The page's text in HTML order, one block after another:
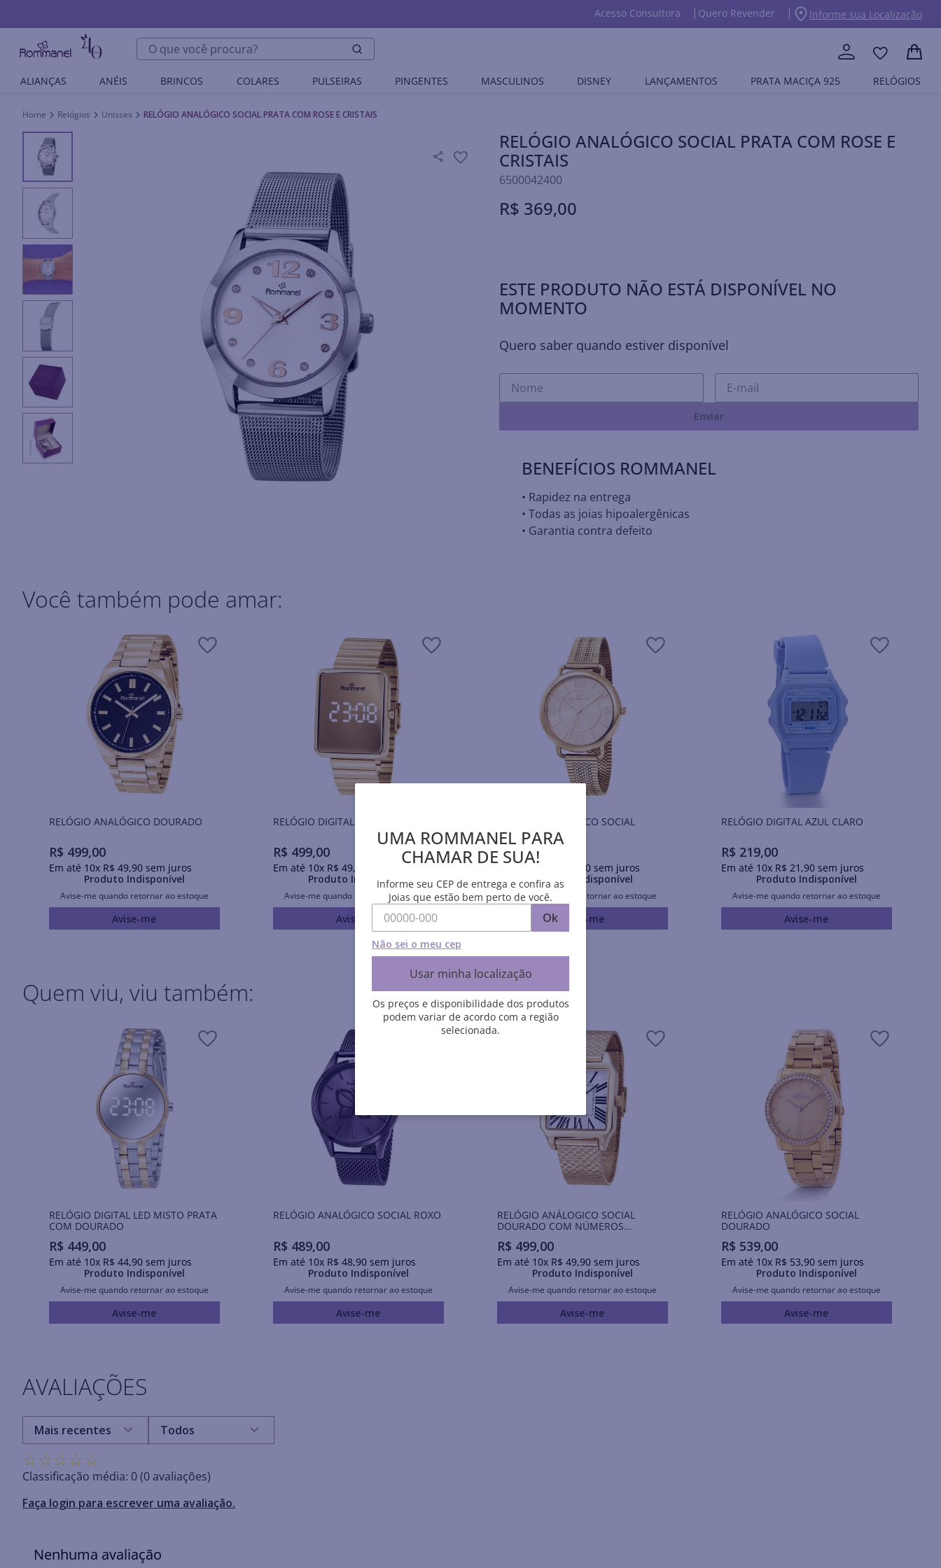
Acesso Consultora Quero Revender Informe sua Localização
O que você procura?
ALIANÇAS ANÉIS BRINCOS COLARES PULSEIRAS PINGENTES MASCULINOS DISNEY LANÇAMENTOS PRATA MACIÇA 925 RELÓGIOS
Relógios Unissex RELÓGIO ANALÓGICO SOCIAL PRATA COM ROSE E CRISTAIS
RELÓGIO ANALÓGICO SOCIAL PRATA COM ROSE E
CRISTAIS
6500042400
R$ 369,00
ESTE PRODUTO NÃO ESTÁ DISPONÍVEL NO
MOMENTO
Quero saber quando estiver disponível
Enviar
BENEFÍCIOS ROMMANEL
• Rapidez na entrega
• Todas as joias hipoalergênicas
• Garantia contra defeito
Você também pode amar:
RELÓGIO ANALÓGICO DOURADO
R$ 499,00
Em até 10x R$ 49,90sem juros
Produto Indisponível
Avise-me quando retornar ao estoque
Avise-me
RELÓGIO DIGITAL LED DOURADO
R$ 499,00
Em até 10x R$ 49,
Produto Indisponível
Avise-me quando retornar ao estoque
Avise-me
RELÓGIO ANALÓGICO SOCIAL
DOURADO
R$ 479 ,
90sem juros
Produto Indisponível
Avise-me quando retornar ao estoque
Avise-me
RELÓGIO DIGITAL AZUL CLARO
R$ 219,00
Em até 10x R$ 21 ,90sem juros
Produto Indisponível
Avise-me quando retornar ao estoque
Avise-me
Quem viu, viu também:
RELÓGIO DIGITAL LED MISTO PRATA
COM DOURADO
R$ 449,00
Em até 10x R$ 44,90sem juros
Produto Indisponível
Avise-me quando retornar ao estoque
Avise-me
RELÓGIO ANALÓGICO SOCIAL ROXO
R$ 489,00
Em até 10x R$ 48,90sem juros
Produto Indisponível
Avise-me quando retornar ao estoque
Avise-me
RELÓGIO ANÁLOGICO SOCIAL
DOURADO COM NÚMEROS
R$ 499,00
Em até 10x R$ 49,90sem juros
Produto Indisponível
Avise-me quando retornar ao estoque
Avise-me
RELÓGIO ANALÓGICO SOCIAL
DOURADO
R$ 539,00
Em até 10x R$ 53,90sem juros
Produto Indisponível
Avise-me quando retornar ao estoque
Avise-me
AVALIAÇÕES
☆☆☆☆☆
Classificação média: 0(0 avaliações)
Faça login para escrever uma avaliação.
Mais recentes Todos
Nenhuma avaliação
UMA ROMMANEL PARA
CHAMAR DE SUA!
Informe seu CEP de entrega e confira as
Joias que estão bem perto de você.
Ok
Não sei o meu cep
Usar minha localização
Os preços e disponibilidade dos produtos
podem variar de acordo com a região
selecionada.